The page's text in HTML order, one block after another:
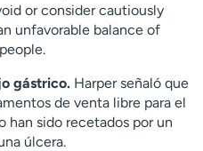
or consider cautiously
unfavorable balance of
gástrico. Harper señaló que
de venta libre para el
han sido recetados por un
úlcera.